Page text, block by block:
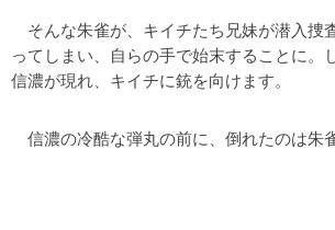
そんな朱雀が、キイチたち兄妹が潜入捜
ってしまい、自らの手で始末することに。
信濃が現れ、キイチに銃を向けます。
信濃の冷酷な弾丸の前に、倒れたのは朱